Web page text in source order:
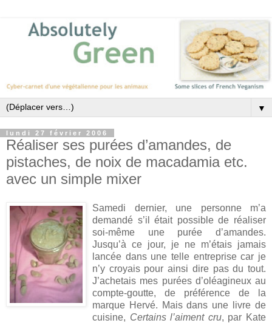
▼
lundi 27 février 2006
Réaliser ses purées d’amandes, de
pistaches, de noix de macadamia etc.
avec un simple mixer
Samedi dernier, une personne m’a
demandé s’il était possible de réaliser
soi-même une purée d’amandes.
Jusqu’à ce jour, je ne m’étais jamais
lancée dans une telle entreprise car je
n’y croyais pour ainsi dire pas du tout.
J’achetais mes purées d’oléagineux au
compte-goutte, de préférence de la
marque Hervé. Mais dans une livre de
cuisine, Certains l’aiment cru, par Kate